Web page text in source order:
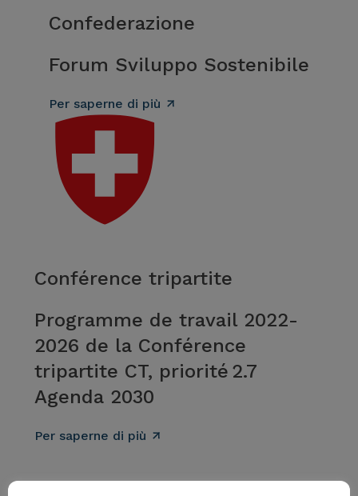
Confederazione
Forum Sviluppo Sostenibile
Per saperne di più
Conférence tripartite
Programme de travail 2022-
2026 de la Conférence
tripartite CT, priorité 2.7
Agenda 2030
Per saperne di più